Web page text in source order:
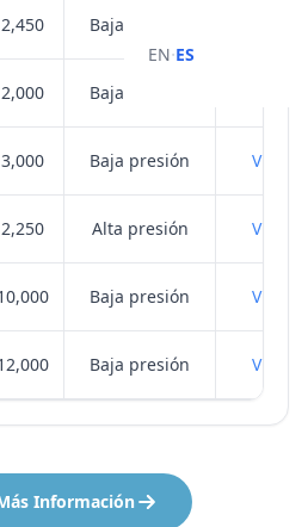
EN·ES
2,450 Baja presión
2,000 Baja presión
3,000 Baja presión VER
2,250 Alta presión VER
Baja presión VER
Baja presión VER
Información